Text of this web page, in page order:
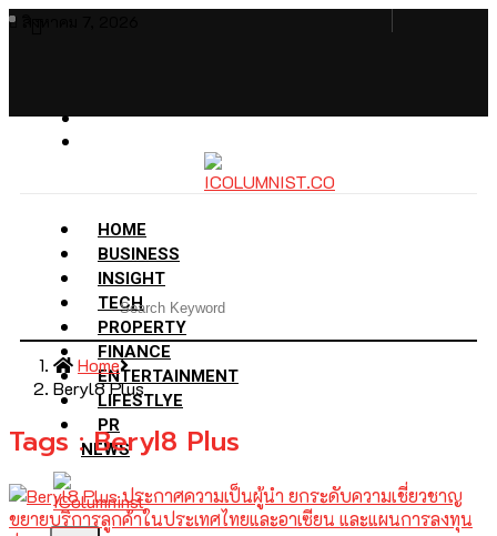
HOME
BUSINESS
INSIGHT
TECH
PROPERTY
FINANCE
ENTERTAINMENT
LIFESTLYE
PR
NEWS
Home
Beryl8 Plus
Tags : Beryl8 Plus